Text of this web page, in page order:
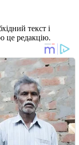
текст і
це редакцію.